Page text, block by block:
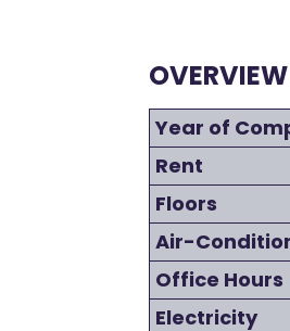
Year of
Rent
Floors
Air-
Office Hours
Electricity